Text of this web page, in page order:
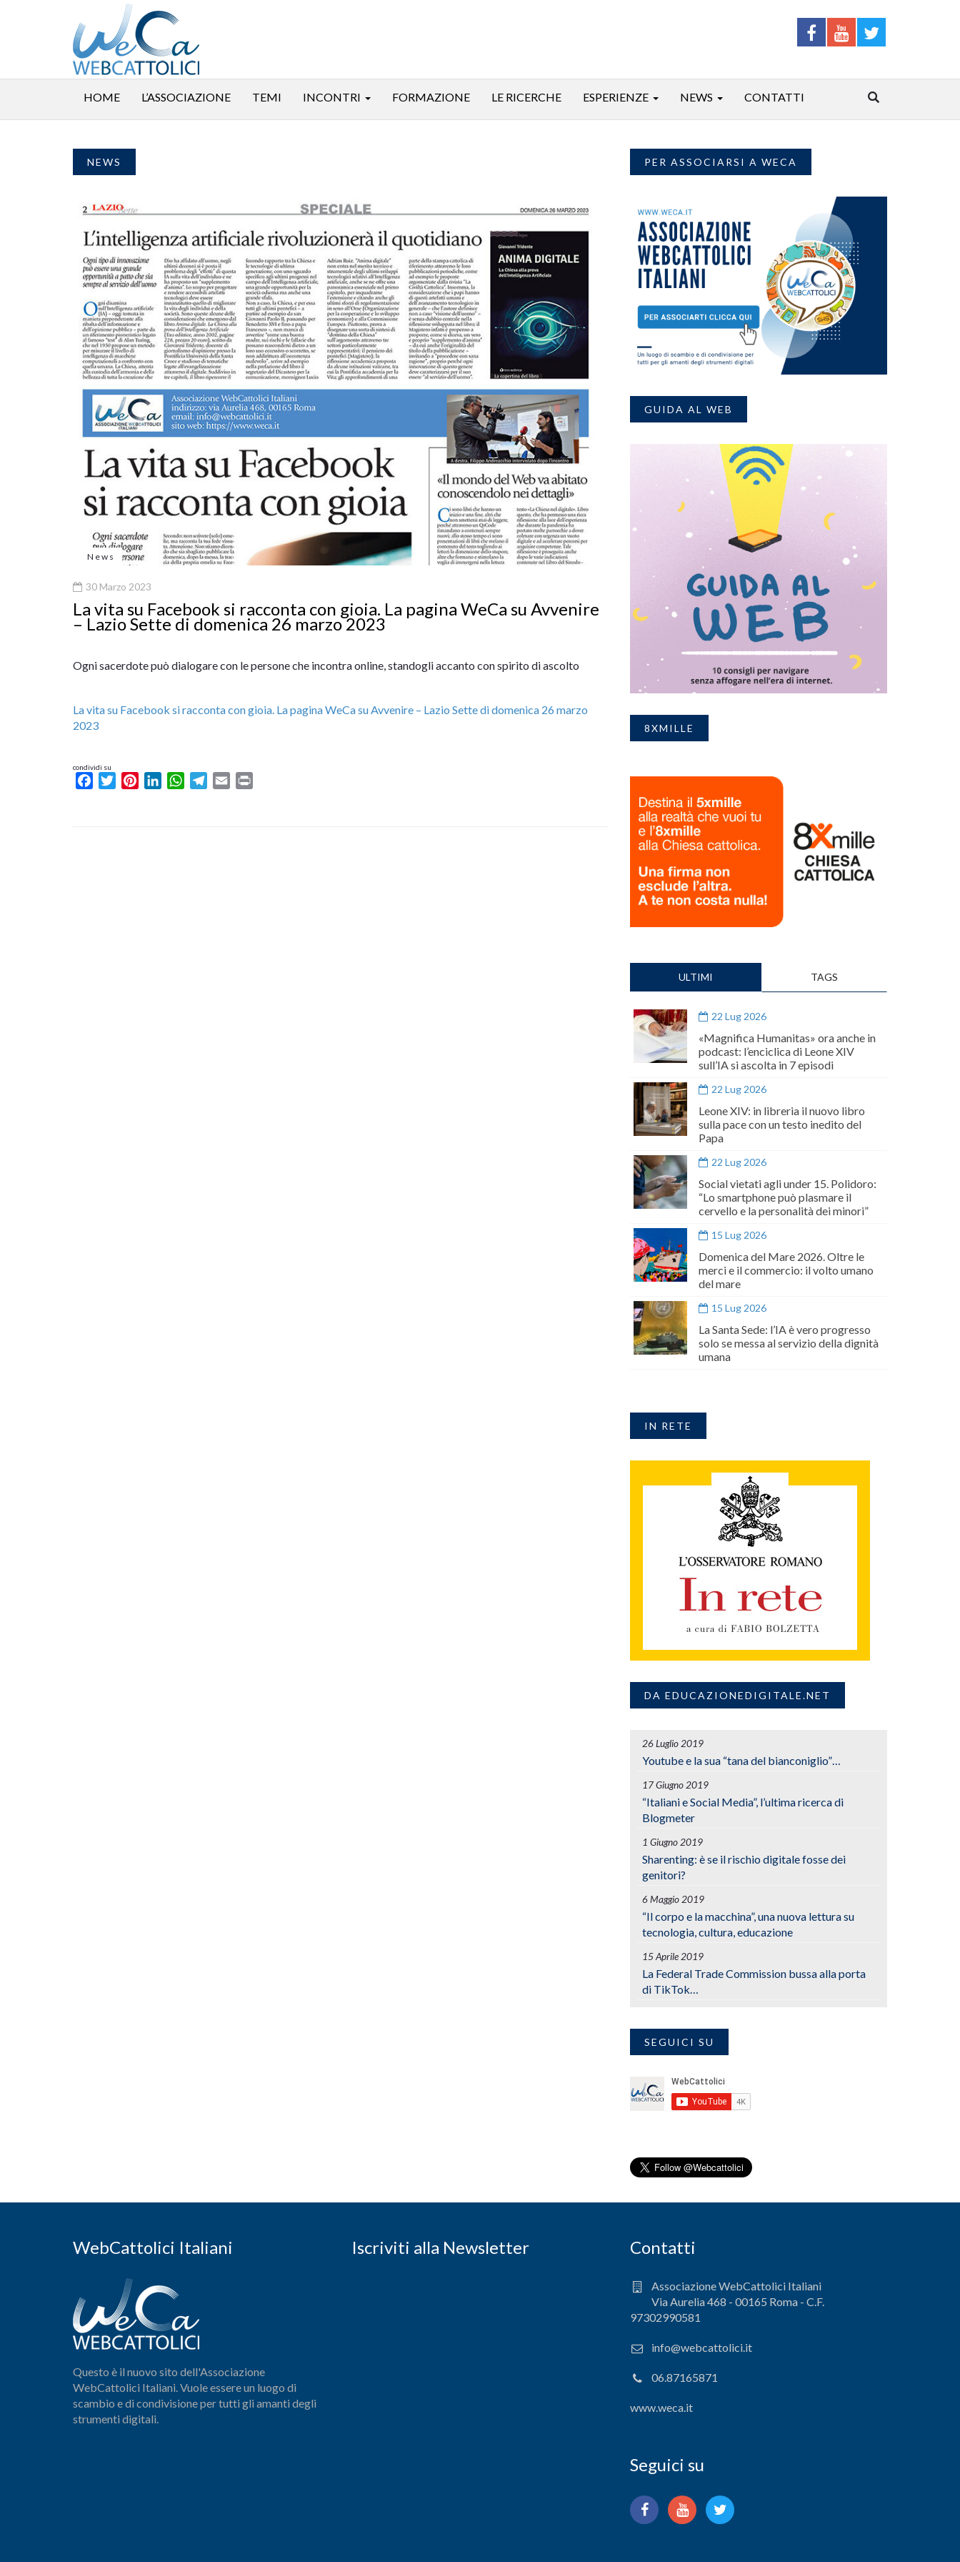
HOME L’ASSOCIAZIONE TEMI INCONTRI FORMAZIONE LE RICERCHE ESPERIENZE NEWS CONTATTI
NEWS
News
30 Marzo 2023
La vita su Facebook si racconta con gioia. La pagina WeCa su Avvenire
– Lazio Sette di domenica 26 marzo 2023
Ogni sacerdote può dialogare con le persone che incontra online, standogli accanto con spirito di ascolto
La vita su Facebook si racconta con gioia. La pagina WeCa su Avvenire – Lazio Sette di domenica 26 marzo
2023
condividi su
FacebookTwitterPinterestLinkedInWhatsAppTelegram
Email
PER ASSOCIARSI A WECA
GUIDA AL WEB
8XMILLE
ULTIMI TAGS
22 Lug 2026
«Magnifica Humanitas» ora anche in
podcast: l’enciclica di Leone XIV
sull’IA si ascolta in 7 episodi
22 Lug 2026
Leone XIV: in libreria il nuovo libro
sulla pace con un testo inedito del
Papa
22 Lug 2026
Social vietati agli under 15. Polidoro:
“Lo smartphone può plasmare il
cervello e la personalità dei minori”
15 Lug 2026
Domenica del Mare 2026. Oltre le
merci e il commercio: il volto umano
del mare
15 Lug 2026
La Santa Sede: l’IA è vero progresso
solo se messa al servizio della dignità
umana
IN RETE
DA EDUCAZIONEDIGITALE.NET
26 Luglio 2019
Youtube e la sua “tana del bianconiglio”…
17 Giugno 2019
“Italiani e Social Media”, l’ultima ricerca di
Blogmeter
1 Giugno 2019
Sharenting: è se il rischio digitale fosse dei
genitori?
6 Maggio 2019
“Il corpo e la macchina”, una nuova lettura su
tecnologia, cultura, educazione
15 Aprile 2019
La Federal Trade Commission bussa alla porta
di TikTok…
SEGUICI SU
WebCattolici Italiani
Questo è il nuovo sito dell'Associazione
WebCattolici Italiani. Vuole essere un luogo di
scambio e di condivisione per tutti gli amanti degli
strumenti digitali.
Iscriviti alla Newsletter Contatti
Associazione WebCattolici Italiani
Via Aurelia 468 - 00165 Roma - C.F.
97302990581
info@webcattolici.it
06.87165871
www.weca.it
Seguici su